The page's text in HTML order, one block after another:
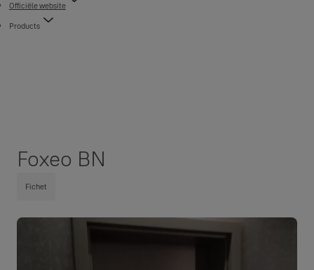
Officiële website
Products
Foxeo BN
Fichet